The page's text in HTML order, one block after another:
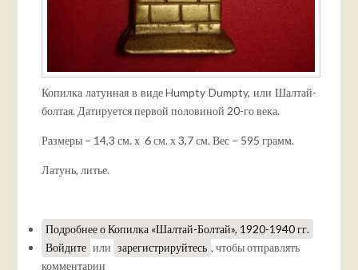
Копилка латунная в виде Humpty Dumpty, или Шалтай-
болтая. Датируется первой половиной 20-го века.
Размеры – 14,3 см. х 6 см. х 3,7 см. Вес – 595 грамм.
Латунь, литье.
Подробнеео Копилка «Шалтай-Болтай», 1920-1940 гг.
Войдите или зарегистрируйтесь , чтобы отправлять
комментарии